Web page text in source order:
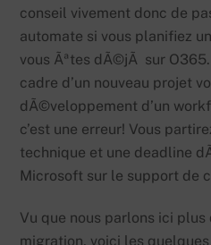
conseil vivement donc de
automate si vous planifiez
vous Ãªtes dÃ©jÃ sur
cadre d’un nouveau projet
dÃ©veloppement d’un
c’est une erreur! Vous
technique et une deadline
Microsoft sur le support de
Vu que nous parlons ici
migration, voici les